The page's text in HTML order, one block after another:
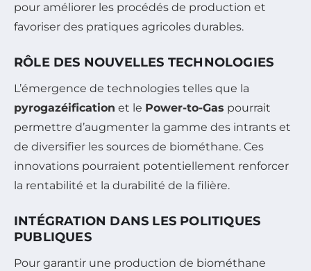
pour améliorer les procédés de production et
favoriser des pratiques agricoles durables.
RÔLE DES NOUVELLES TECHNOLOGIES
L’émergence de technologies telles que la
pyrogazéification et le Power-to-Gas pourrait
permettre d’augmenter la gamme des intrants et
de diversifier les sources de biométhane. Ces
innovations pourraient potentiellement renforcer
la rentabilité et la durabilité de la filière.
INTÉGRATION DANS LES POLITIQUES
PUBLIQUES
Pour garantir une production de biométhane